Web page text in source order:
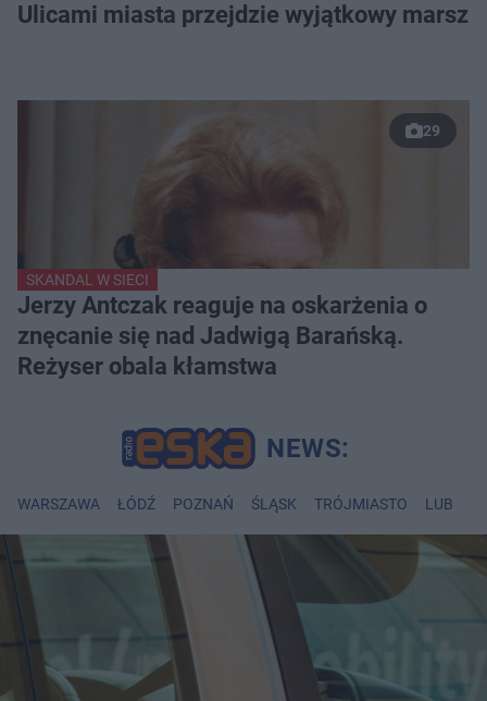
Ulicami miasta przejdzie wyjątkowy marsz
29
SKANDAL W SIECI
Jerzy Antczak reaguje na oskarżenia o
znęcanie się nad Jadwigą Barańską.
Reżyser obala kłamstwa
WARSZAWA ŁÓDŹ POZNAŃ ŚLĄSK TRÓJMIASTO LUBLIN